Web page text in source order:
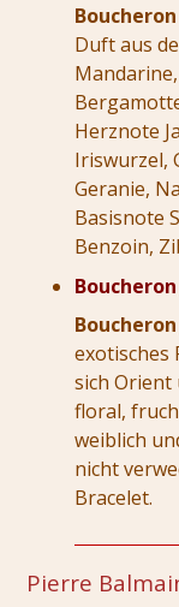
Duft aus
Herznote
Iriswurzel,
Geranie,
Basisnote
Benzoin,
exotisches
sich Orient
floral,
weiblich
nicht
Bracelet.
Pierre